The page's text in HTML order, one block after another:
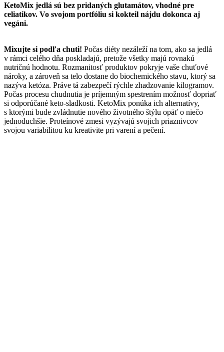
KetoMix jedlá sú bez pridaných glutamátov, vhodné pre
celiatikov. Vo svojom portfóliu si kokteil nájdu dokonca aj
vegáni.
Mixujte si podľa chuti! Počas diéty nezáleží na tom, ako sa jedlá
v rámci celého dňa poskladajú, pretože všetky majú rovnakú
nutričnú hodnotu. Rozmanitosť produktov pokryje vaše chuťové
nároky, a zároveň sa telo dostane do biochemického stavu, ktorý sa
nazýva ketóza. Práve tá zabezpečí rýchle zhadzovanie kilogramov.
Počas procesu chudnutia je príjemným spestrením možnosť dopriať
si odporúčané keto-sladkosti. KetoMix ponúka ich alternatívy,
s ktorými bude zvládnutie nového životného štýlu opäť o niečo
jednoduchšie. Proteínové zmesi vyzývajú svojich priaznivcov
svojou variabilitou ku kreativite pri varení a pečení.